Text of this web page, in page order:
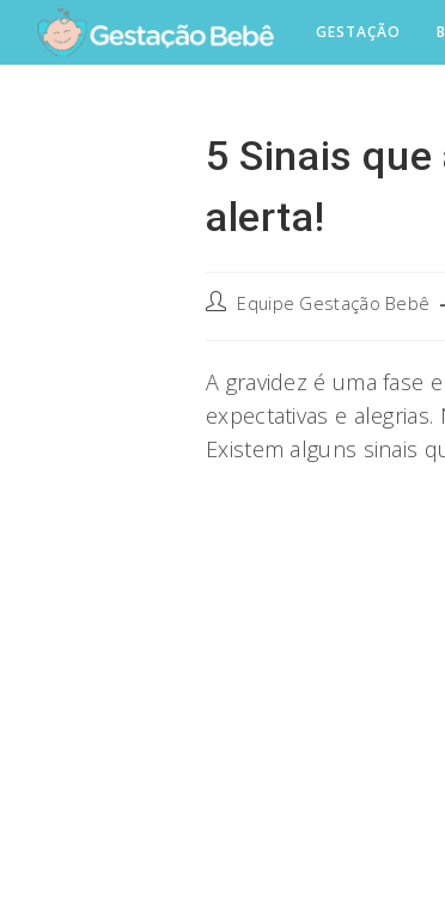
content
GESTAÇÃO
5 Sinais
alerta!
PostEquipe Gestação Bebê
A gravidez é uma fase
expectativas e
Existem alguns sinais